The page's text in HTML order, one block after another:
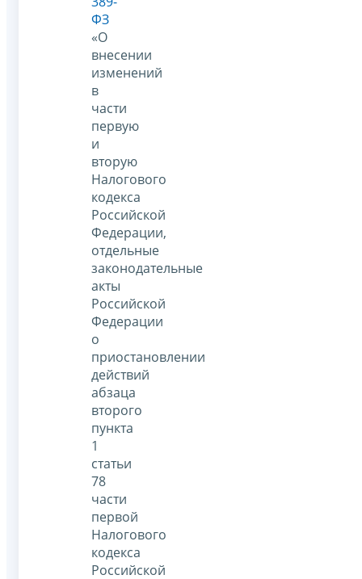
ФЗ
«О
внесении
изменений
в
части
первую
и
вторую
Налогового
кодекса
Российской
Федерации,
отдельные
законодательные
акты
Российской
Федерации
о
приостановлении
действий
абзаца
второго
пункта
1
статьи
78
части
первой
Налогового
кодекса
Российской